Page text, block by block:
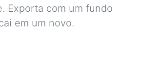
Exporta com um fundo
em um novo.